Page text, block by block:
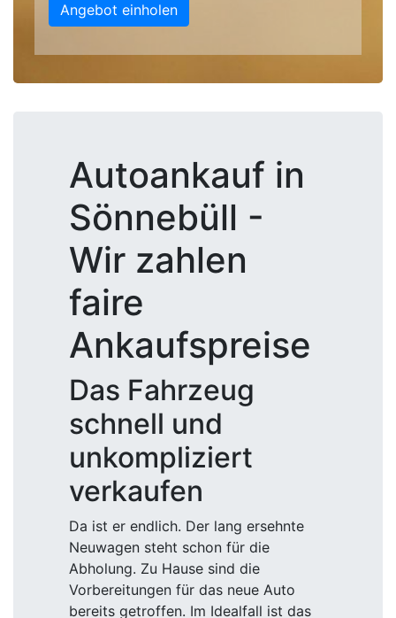
Angebot einholen
Autoankauf in
Sönnebüll -
Wir zahlen
faire
Ankaufspreise
Das Fahrzeug
schnell und
unkompliziert
verkaufen
Da ist er endlich. Der lang ersehnte
Neuwagen steht schon für die
Abholung. Zu Hause sind die
Vorbereitungen für das neue Auto
bereits getroffen. Im Idealfall ist das